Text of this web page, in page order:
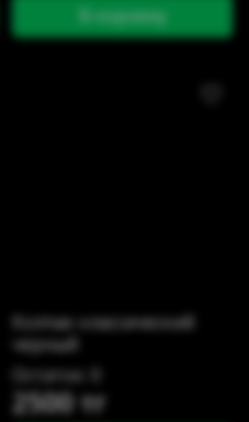
В корзину
Колпак классический
черный
Остаток: 0
2500 тг